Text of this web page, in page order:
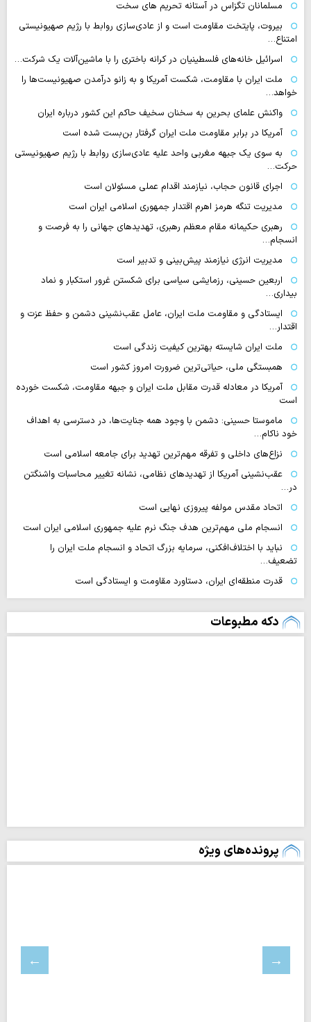
مسلمانان تگزاس در آستانه تحریم های سخت
بیروت، پایتخت مقاومت است و از عادی‌سازی روابط با رژیم صهیونیستی
امتناع…
اسرائیل خانه‌های فلسطینیان در کرانه باختری را با ماشین‌آلات یک شرکت…
ملت ایران با مقاومت، شکست آمریکا و به زانو درآمدن صهیونیست‌ها را
خواهد…
واکنش علمای بحرین به سخنان سخیف حاکم این کشور درباره ایران
آمریکا در برابر مقاومت ملت ایران گرفتار بن‌بست شده است
به سوی یک جبهه مغربی واحد علیه عادی‌سازی روابط با رژیم صهیونیستی
حرکت…
اجرای قانون حجاب، نیازمند اقدام عملی مسئولان است
مدیریت تنگه هرمز اهرم اقتدار جمهوری اسلامی ایران است
رهبری حکیمانه مقام معظم رهبری، تهدیدهای جهانی را به فرصت و
انسجام…
مدیریت انرژی نیازمند پیش‌بینی و تدبیر است
اربعین حسینی، رزمایشی سیاسی برای شکستن غرور استکبار و نماد
بیداری…
ایستادگی و مقاومت ملت ایران، عامل عقب‌نشینی دشمن و حفظ عزت و
اقتدار…
ملت ایران شایسته بهترین کیفیت زندگی است
همبستگی ملی، حیاتی‌ترین ضرورت امروز کشور است
آمریکا در معادله قدرت مقابل ملت ایران و جبهه مقاومت، شکست خورده
است
ماموستا حسینی: دشمن با وجود همه جنایت‌ها، در دسترسی به اهداف
خود ناکام…
نزاع‌های داخلی و تفرقه مهم‌ترین تهدید برای جامعه اسلامی است
عقب‌نشینی آمریکا از تهدیدهای نظامی، نشانه تغییر محاسبات واشنگتن
در…
اتحاد مقدس مولفه پیروزی نهایی است
انسجام ملی مهم‌ترین هدف جنگ نرم علیه جمهوری اسلامی ایران است
نباید با اختلاف‌افکنی، سرمایه بزرگ اتحاد و انسجام ملت ایران را
تضعیف…
قدرت منطقه‌ای ایران، دستاورد مقاومت و ایستادگی است
دکه مطبوعات
پرونده‌های ویژه